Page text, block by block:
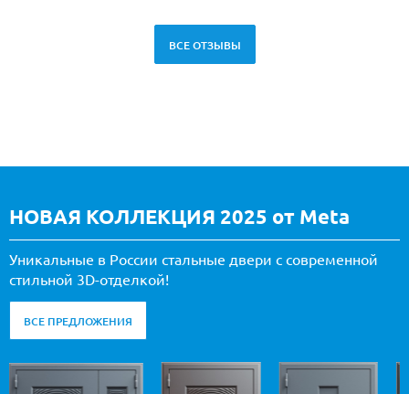
ВСЕ ОТЗЫВЫ
НОВАЯ КОЛЛЕКЦИЯ 2025 от Meta
Уникальные в России стальные двери с современной
стильной 3D-отделкой!
ВСЕ ПРЕДЛОЖЕНИЯ